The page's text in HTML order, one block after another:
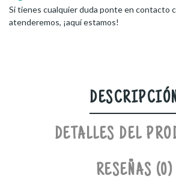
Si tienes cualquier duda ponte en contacto
atenderemos, ¡aquí estamos!
DETALLES DEL
RESEÑAS (0)